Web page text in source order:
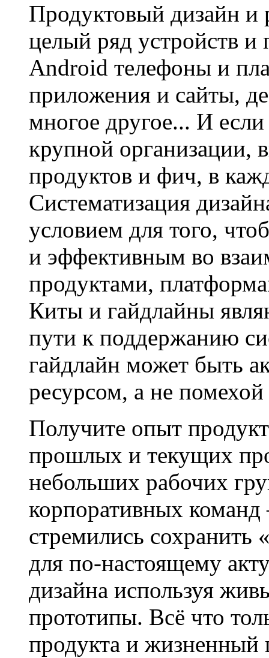
Продуктовый дизайн и
целый ряд устройств
Android телефоны и
приложения и сайты,
многое другое... И
крупной организации,
продуктов и фич, в
Систематизация
условием для того,
и эффективным во
продуктами,
Киты и гайдлайны
пути к поддержанию
гайдлайн может быть
ресурсом, а не помехой
Получите опыт
прошлых и текущих
небольших рабочих
корпоративных
стремились
для по-настоящему
дизайна используя
прототипы. Всё что
продукта и жизненный